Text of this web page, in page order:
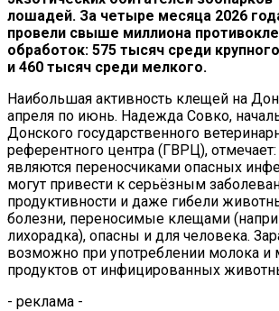
лошадей. За четыре месяца 2026
провели свыше миллиона
обработок: 575 тысяч среди
и 460 тысяч среди мелкого.
Наибольшая активность клещей на
апреля по июнь. Надежда Совко,
Донского государственного
референтного центра (ГВРЦ),
являются переносчиками опасных
могут привести к серьёзным
продуктивности и даже гибели
болезни, переносимые клещами
лихорадка), опасны и для человека.
возможно при употреблении молока и
продуктов от инфицированных
- реклама -